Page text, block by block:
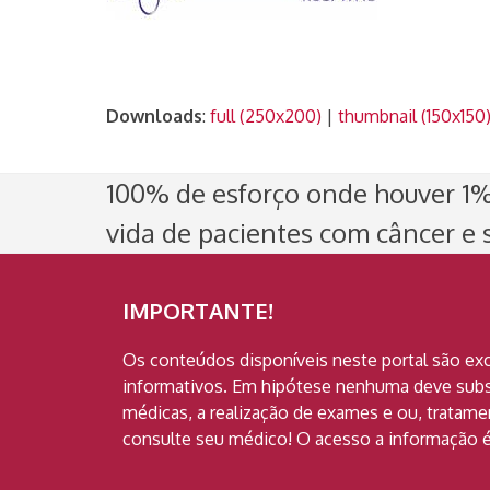
Downloads: full (250x200) | thumbnail (150x150)
100% de esforço onde houver
vida de pacientes com câncer e
IMPORTANTE!
Os conteúdos disponíveis neste portal são
informativos. Em hipótese nenhuma deve
médicas, a realização de exames e ou,
consulte seu médico! O acesso a informação